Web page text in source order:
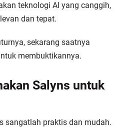
teknologi AI yang canggih,
dan tepat.
sekarang saatnya
membuktikannya.
Salyns untuk
sangatlah praktis dan mudah.